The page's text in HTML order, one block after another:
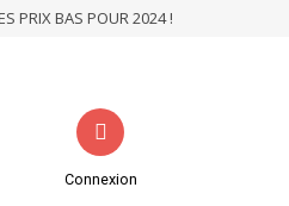
PRIX BAS POUR 2024 !
Connexion